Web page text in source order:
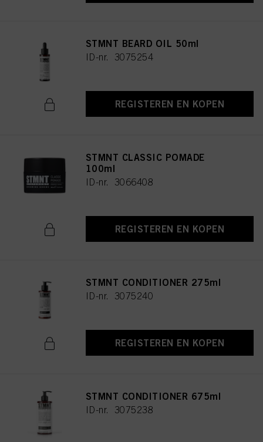
STMNT BEARD OIL 50ml
ID-nr. 3075254
REGISTEREN EN KOPEN
STMNT CLASSIC POMADE
100ml
ID-nr. 3066408
REGISTEREN EN KOPEN
STMNT CONDITIONER 275ml
ID-nr. 3075240
REGISTEREN EN KOPEN
STMNT CONDITIONER 675ml
ID-nr. 3075238